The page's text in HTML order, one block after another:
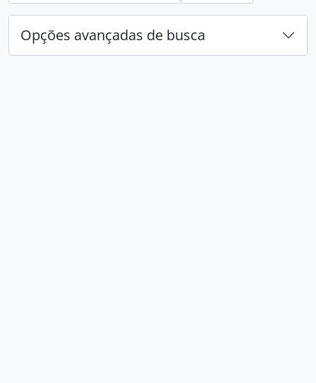
Opções avançadas de busca